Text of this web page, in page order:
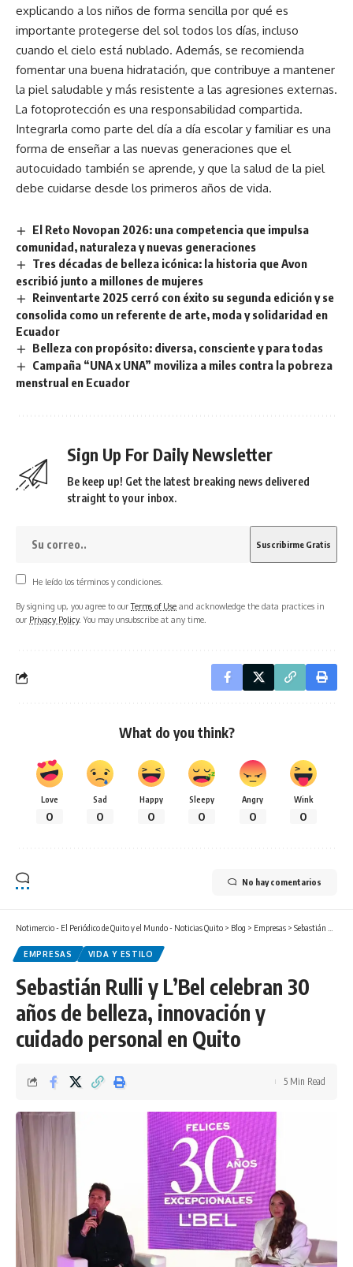
explicando a los niños de forma sencilla por qué es
importante protegerse del sol todos los días, incluso
cuando el cielo está nublado. Además, se recomienda
fomentar una buena hidratación, que contribuye a mantener
la piel saludable y más resistente a las agresiones externas.
La fotoprotección es una responsabilidad compartida.
Integrarla como parte del día a día escolar y familiar es una
forma de enseñar a las nuevas generaciones que el
autocuidado también se aprende, y que la salud de la piel
debe cuidarse desde los primeros años de vida.
El Reto Novopan 2026: una competencia que impulsa
comunidad, naturaleza y nuevas generaciones
Tres décadas de belleza icónica: la historia que Avon
escribió junto a millones de mujeres
Reinventarte 2025 cerró con éxito su segunda edición y se
consolida como un referente de arte, moda y solidaridad en
Ecuador
Belleza con propósito: diversa, consciente y para todas
Campaña “UNA x UNA” moviliza a miles contra la pobreza
menstrual en Ecuador
Sign Up For Daily Newsletter
Be keep up! Get the latest breaking news delivered
straight to your inbox.
He leído los términos y condiciones.
By signing up, you agree to ourTerms of Use and acknowledge the data practices in
our Privacy Policy. You may unsubscribe at any time.
What do you think?
Love
0
Sad
0
Happy
0
Sleepy
0
Angry
0
Wink
0
No hay comentarios
Notimercio - El Periódico de Quito y el Mundo - Noticias Quito > Blog > Empresas > Sebastián Rulli y L’Bel celebran 30 años de belleza, innovación y cuidado personal en Quito
EMPRESAS VIDA Y ESTILO
Sebastián Rulli y L’Bel celebran 30
años de belleza, innovación y
cuidado personal en Quito
5 Min Read